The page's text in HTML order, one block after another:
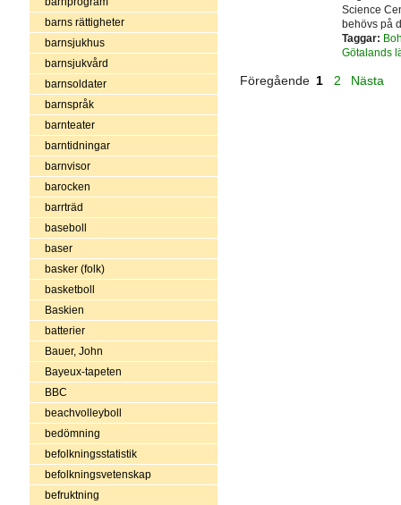
barns rättigheter
barnsjukhus
barnsjukvård
barnsoldater
barnspråk
barnteater
barntidningar
barnvisor
barocken
barrträd
baseboll
baser
basker (folk)
basketboll
Baskien
batterier
Bauer, John
Bayeux-tapeten
BBC
beachvolleyboll
bedömning
befolkningsstatistik
befolkningsvetenskap
befruktning
Science
behövs på
Taggar:
Götalands
Föregående 1 2 Nästa